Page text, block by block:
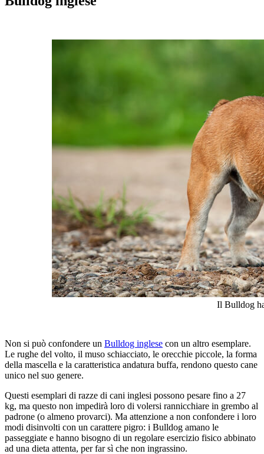
Il Bulldog
Non si può confondere un Bulldog inglese con un altro esemplare.
Le rughe del volto, il muso schiacciato, le orecchie piccole, la forma
della mascella e la caratteristica andatura buffa, rendono questo cane
unico nel suo genere.
Questi esemplari di razze di cani inglesi possono pesare fino a 27
kg, ma questo non impedirà loro di volersi rannicchiare in grembo al
padrone (o almeno provarci). Ma attenzione a non confondere i loro
modi disinvolti con un carattere pigro: i Bulldog amano le
passeggiate e hanno bisogno di un regolare esercizio fisico abbinato
ad una dieta attenta, per far sì che non ingrassino.